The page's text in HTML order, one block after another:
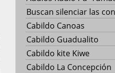
Buscan silenciar las
Cabildo Canoas
Cabildo Guadualito
Cabildo kite Kiwe
Cabildo La Concepción